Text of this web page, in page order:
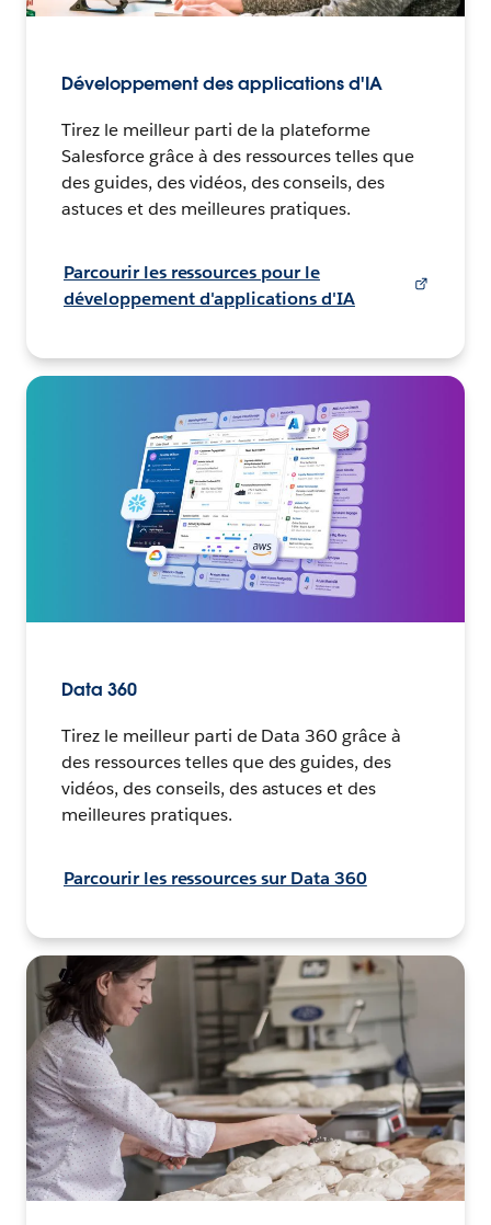
Développement des applications d'IA
Tirez le meilleur parti de la plateforme
Salesforce grâce à des ressources telles que
des guides, des vidéos, des conseils, des
astuces et des meilleures pratiques.
Parcourir les ressources pour le
développement d'applications d'IA
Data 360
Tirez le meilleur parti de Data 360 grâce à
des ressources telles que des guides, des
vidéos, des conseils, des astuces et des
meilleures pratiques.
Parcourir les ressources sur Data 360